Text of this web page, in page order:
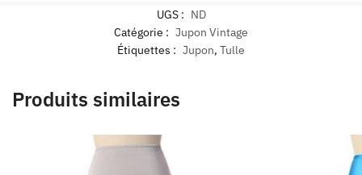
UGS : ND
Catégorie : Jupon Vintage
Étiquettes : Jupon, Tulle
Produits similaires